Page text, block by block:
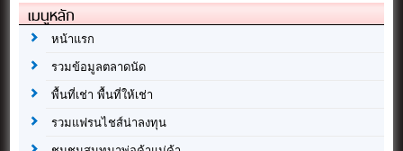
เมนูหลัก
หน้าแรก
รวมข้อมูลตลาดนัด
พื้นที่เช่า พื้นที่ให้เช่า
รวมแฟรนไชส์น่าลงทุน